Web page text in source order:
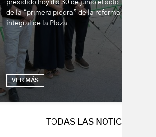
presidido hoy día 30 de junio el acto
de la “primera piedra” de la reforma
integral de la Plaza
VER MÁS
TODAS LAS NOTICIAS